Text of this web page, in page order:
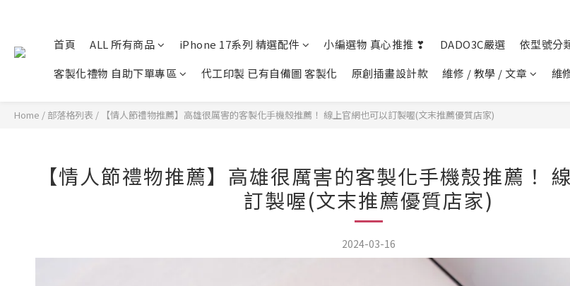
首頁 ALL 所有商品 iPhone 17系列 精選配件 小編選物 真心推推 ❣︎ DADO3C嚴選 依型號分
客製化禮物 自助下單專區
代工印製 已有自備圖 客製化 原創插畫設計款 維修 / 教學 / 文章 維
Home / 部落格列表 / 【情人節禮物推薦】高雄很厲害的客製化手機殼推薦！ 線上官網也可以訂製喔(文末推薦優質店家)
【情人節禮物推薦】高雄很厲害的客製化手機殼推薦！
訂製喔(文末推薦優質店家)
2024-03-16